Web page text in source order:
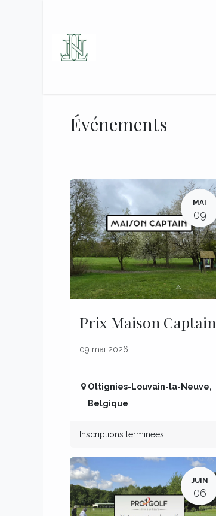
Événements
MAI
09
Prix Maison Captain
09 mai 2026
Ottignies-Louvain-la-Neuve,
Belgique
Inscriptions terminées
JUIN
06